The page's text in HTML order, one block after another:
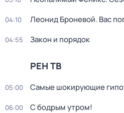
04:10 Леонид Броневой. Вас
04:55 Закон и порядок
РЕН ТВ
05:00 Самые шoкиpующие
06:00 С бодрым утром!